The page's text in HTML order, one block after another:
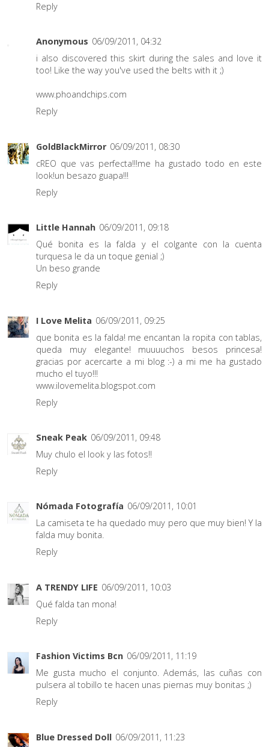
Reply
Anonymous 06/09/2011, 04:32
i also discovered this skirt during the sales and love it
too! Like the way you've used the belts with it ;)
www.phoandchips.com
Reply
GoldBlackMirror 06/09/2011, 08:30
cREO que vas perfecta!!!me ha gustado todo en este
look!un besazo guapa!!!
Reply
Little Hannah 06/09/2011, 09:18
Qué bonita es la falda y el colgante con la cuenta
turquesa le da un toque genial ;)
Un beso grande
Reply
I Love Melita 06/09/2011, 09:25
que bonita es la falda! me encantan la ropita con tablas,
queda muy elegante! muuuuchos besos princesa!
gracias por acercarte a mi blog :-) a mi me ha gustado
mucho el tuyo!!!
www.ilovemelita.blogspot.com
Reply
Sneak Peak 06/09/2011, 09:48
Muy chulo el look y las fotos!!
Reply
Nómada Fotografía 06/09/2011, 10:01
La camiseta te ha quedado muy pero que muy bien! Y la
falda muy bonita.
Reply
A TRENDY LIFE 06/09/2011, 10:03
Qué falda tan mona!
Reply
Fashion Victims Bcn 06/09/2011, 11:19
Me gusta mucho el conjunto. Además, las cuñas con
pulsera al tobillo te hacen unas piernas muy bonitas ;)
Reply
Blue Dressed Doll 06/09/2011, 11:23